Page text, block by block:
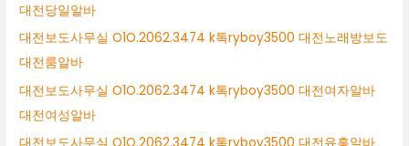
대전당일알바
대전보도사무실 O1O.2062.3474 k톡ryboy3500 대전노래방보도
대전룸알바
대전보도사무실 O1O.2062.3474 k톡ryboy3500 대전여자알바
대전여성알바